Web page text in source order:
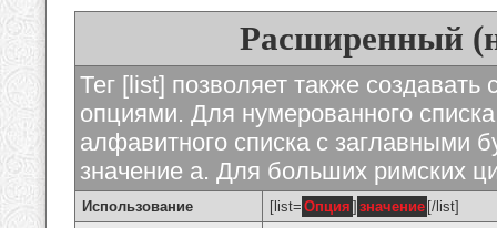
Расширенный
Тег [list] позволяет также
опциями. Для нумерованного
алфавитного списка с заглавными
значение а. Для больших римских
Использование [list= Опция ] значение [/list]